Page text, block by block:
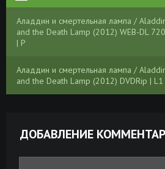
Аладдин и смертельная лампа /
and the Death Lamp (2012) WEB-DL
| P
Аладдин и смертельная лампа /
and the Death Lamp (2012) DVDRip | L1
ДОБАВЛЕНИЕ